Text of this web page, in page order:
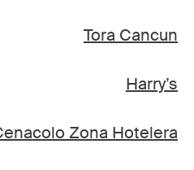
Tora Cancun
Harry’s
Zona Hotelera